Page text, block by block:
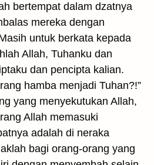
bertempat dalam dzatnya
mereka dengan
untuk berkata kepada
Allah, Tuhanku dan
dan pencipta kalian.
hamba menjadi Tuhan?!”
yang menyekutukan Allah,
Allah memasuki
adalah di neraka
bagi orang-orang yang